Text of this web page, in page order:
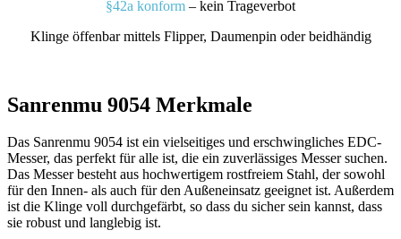
§42a konform – kein Trageverbot
Klinge öffenbar mittels Flipper, Daumenpin oder beidhändig
Sanrenmu 9054 Merkmale
Das Sanrenmu 9054 ist ein vielseitiges und erschwingliches EDC-
Messer, das perfekt für alle ist, die ein zuverlässiges Messer suchen.
Das Messer besteht aus hochwertigem rostfreiem Stahl, der sowohl
für den Innen- als auch für den Außeneinsatz geeignet ist. Außerdem
ist die Klinge voll durchgefärbt, so dass du sicher sein kannst, dass
sie robust und langlebig ist.